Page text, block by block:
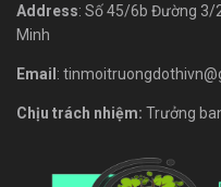
Address: Số 45/6b Đường 3/
Minh
Email :
Chịu trách nhiệm: Trưởng